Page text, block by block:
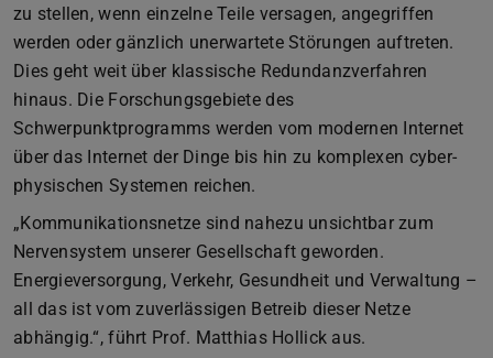
zu stellen, wenn einzelne Teile versagen, angegriffen
werden oder gänzlich unerwartete Störungen auftreten.
Dies geht weit über klassische Redundanzverfahren
hinaus. Die Forschungsgebiete des
Schwerpunktprogramms werden vom modernen Internet
über das Internet der Dinge bis hin zu komplexen cyber-
physischen Systemen reichen.
„Kommunikationsnetze sind nahezu unsichtbar zum
Nervensystem unserer Gesellschaft geworden.
Energieversorgung, Verkehr, Gesundheit und Verwaltung –
all das ist vom zuverlässigen Betreib dieser Netze
abhängig.“, führt Prof. Matthias Hollick aus.